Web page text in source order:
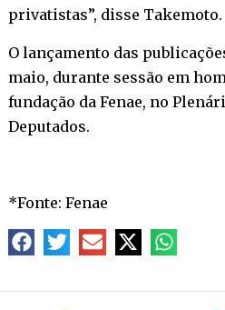
privatistas”, disse Takemoto.
O lançamento das
maio, durante sessão em
fundação da Fenae, no
Deputados.
*Fonte: Fenae